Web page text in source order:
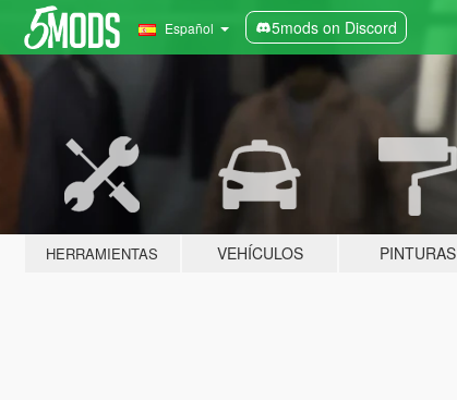
Español 5mods on Discord
HERRAMIENTAS VEHÍCULOS PINTURAS